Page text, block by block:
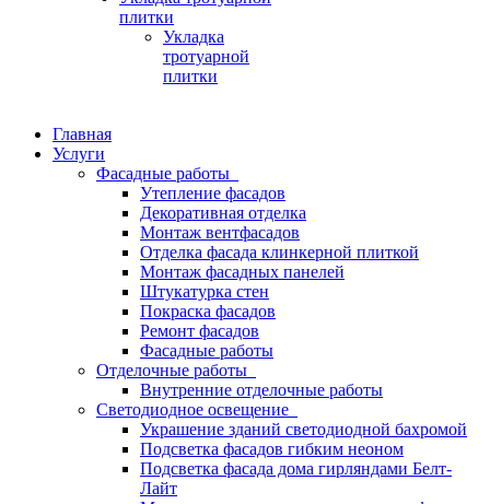
плитки
Укладка
тротуарной
плитки
Главная
Услуги
Фасадные работы
Утепление фасадов
Декоративная отделка
Монтаж вентфасадов
Отделка фасада клинкерной плиткой
Монтаж фасадных панелей
Штукатурка стен
Покраска фасадов
Ремонт фасадов
Фасадные работы
Отделочные работы
Внутренние отделочные работы
Светодиодное освещение
Украшение зданий светодиодной бахромой
Подсветка фасадов гибким неоном
Подсветка фасада дома гирляндами Белт-
Лайт